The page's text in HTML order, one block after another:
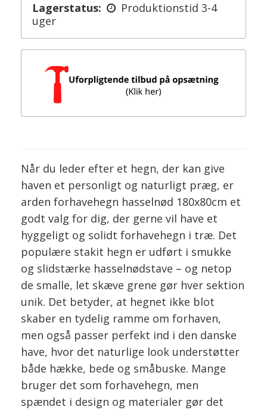
Lagerstatus:
Produktionstid 3-4
uger
Når du leder efter et hegn, der kan give
haven et personligt og naturligt præg, er
arden forhavehegn hasselnød 180x80cm et
godt valg for dig, der gerne vil have et
hyggeligt og solidt forhavehegn i træ. Det
populære stakit hegn er udført i smukke
og slidstærke hasselnødstave – og netop
de smalle, let skæve grene gør hver sektion
unik. Det betyder, at hegnet ikke blot
skaber en tydelig ramme om forhaven,
men også passer perfekt ind i den danske
have, hvor det naturlige look understøtter
både hække, bede og småbuske. Mange
bruger det som forhavehegn, men
spændet i design og materialer gør det